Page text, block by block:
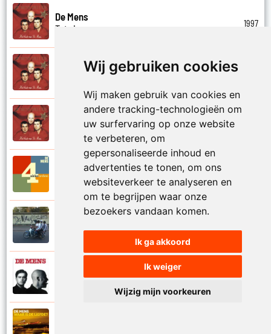
Wij gebruiken cookies
Wij maken gebruik van cookies en
andere tracking-technologieën om
uw surfervaring op onze website
te verbeteren, om
gepersonaliseerde inhoud en
advertenties te tonen, om ons
websiteverkeer te analyseren en
om te begrijpen waar onze
bezoekers vandaan komen.
Ik ga akkoord
Ik weiger
Wijzig mijn voorkeuren
De Mens
Tot ziens
1997
De Mens
Val niet in liefde I
Val niet in liefde II
De Mens
Vier akkoorden
Vlinderhart